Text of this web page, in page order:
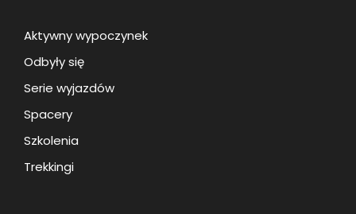
Aktywny wypoczynek
Odbyły się
Serie wyjazdów
Spacery
Szkolenia
Trekkingi